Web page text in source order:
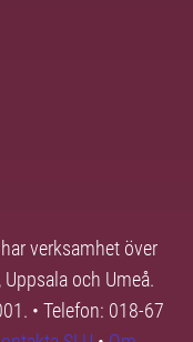
verksamhet över
och Umeå.
• Telefon: 018-67